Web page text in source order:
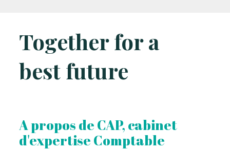
Together for a
best future
A propos de CAP, cabinet
d'expertise Comptable